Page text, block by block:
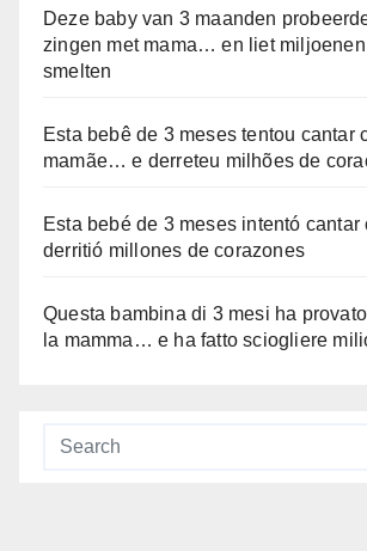
Deze baby van 3 maanden
zingen met mama… en liet miljoenen
smelten
Esta bebê de 3 meses tentou cantar
mamãe… e derreteu milhões de
Esta bebé de 3 meses intentó
derritió millones de corazones
Questa bambina di 3 mesi ha
la mamma… e ha fatto sciogliere